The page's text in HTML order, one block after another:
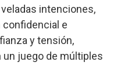
intenciones,
confidencial e
y tensión,
juego de múltiples